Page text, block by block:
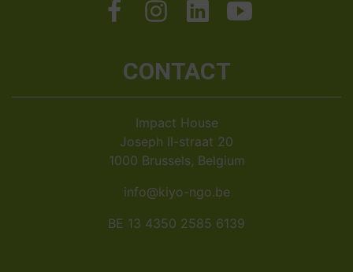
CONTACT
Impact House
Joseph II-straat 20
1000 Brussels, Belgium
info@kiyo-ngo.be
BE 13 4350 2585 6139